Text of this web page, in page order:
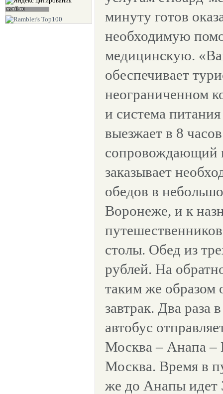
минуту готов
необходимую
медицинскую.
обеспечивает
неограниченном
и система
выезжает в 8
сопровождающий
заказывает
обедов в
Воронеже, и к
столы. Обед из
рублей. На
таким же образом
завтрак. Два раза
автобус
Москва – Анапа –
Москва. Время в
же до Анапы идет